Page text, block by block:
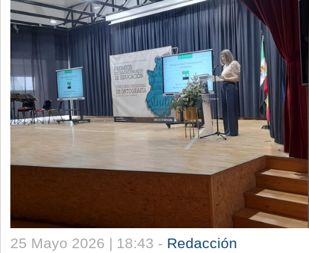
25 Mayo 2026 | 18:43 - Redacción